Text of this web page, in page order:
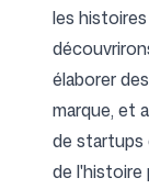
Outils
FAQ
les
élaborer
marque, et
de startups
de l'histoire